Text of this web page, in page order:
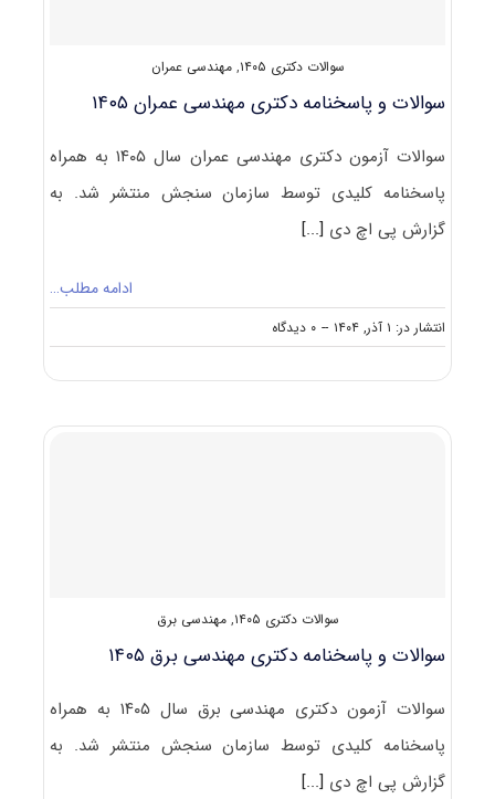
سوالات دکتری ۱۴۰۵ ,مهندسی عمران
سوالات و پاسخنامه دکتری مهندسی عمران ۱۴۰۵
سوالات آزمون دکتری مهندسی عمران سال ۱۴۰۵ به همراه
پاسخنامه کلیدی توسط سازمان سنجش منتشر شد. به
گزارش پی اچ دی [...]
ادامه مطلب…
انتشار در: ۱ آذر, ۱۴۰۴ -- ۰ دیدگاه
on
سوالات
مهندسی
سوالات دکتری ۱۴۰۵ ,مهندسی برق
سوالات و پاسخنامه دکتری مهندسی برق ۱۴۰۵
سوالات آزمون دکتری مهندسی برق سال ۱۴۰۵ به همراه
پاسخنامه کلیدی توسط سازمان سنجش منتشر شد. به
گزارش پی اچ دی [...]